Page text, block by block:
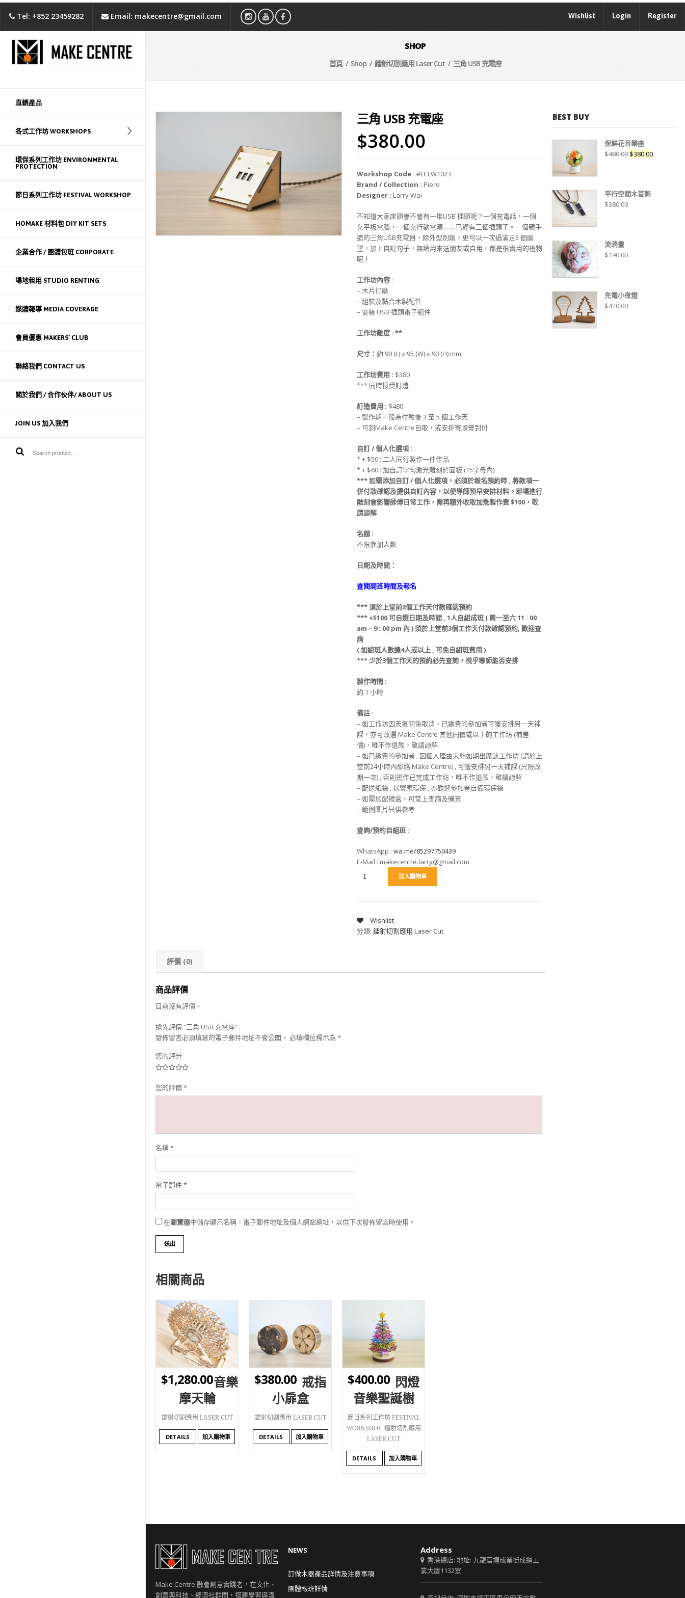
Tel: +852 23459282 Email: makecentre@gmail.com Wishlist Login Register
直銷產品
各式工作坊 WORKSHOPS
環保系列工作坊 ENVIRONMENTAL
PROTECTION
節日系列工作坊 FESTIVAL WORKSHOP
HOMAKE 材料包 DIY KIT SETS
企業合作 / 團體包班 CORPORATE
場地租用 STUDIO RENTING
媒體報導 MEDIA COVERAGE
會員優惠 MAKERS’ CLUB
聯絡我們 CONTACT US
關於我們 / 合作伙伴/ ABOUT US
JOIN US 加入我們
SHOP
首頁/ Shop/ 鐳射切割應用 Laser Cut/ 三角 USB 充電座
三角 USB 充電座
$380.00
Workshop Code : #LCLW1023
Brand / Collection : Piero
Designer : Larry Wai
不知道大家床頭會不會有一堆USB 插頭呢 ? 一個充電話，一個
充平板電腦，一個充行動電源…… 已經有三個插頭了。一個親手
造的三角USB充電器，除外型別緻，更可以一次過滿足3 個願
望，加上自訂句子，無論用來送朋友或自用，都是很實用的禮物
呢！
工作坊內容 :
– 木片打磨
– 組裝及黏合木製配件
– 安裝 USB 插頭電子組件
工作坊難度 : **
尺寸： 約 90 (L) x 95 (W) x 90 (H) mm
工作坊費用 : $380
*** 同時接受訂造
訂造費用 : $480
– 製作期一般為付款後 3 至 5 個工作天
– 可到Make Centre自取，或安排寄順豐到付
自訂 / 個人化選項 :
* + $50 : 二人同行製作一件作品
* + $60 : 加自訂字句激光雕刻於面板 (15字母內)
***如需添加自訂 / 個人化選項，必須於報名預約時, 將款項一
併付款確認及提供自訂內容， 以便導師預早安排材料。 即場進行
雕刻會影響師傅日常工作， 需再額外收取加急製作費$100，敬
請諒解
名額 :
不限參加人數
日期及時間：
查閱開班時間及報名
***須於上堂前3個工作天付款確認預約
*** +$100可自選日期及時間 , 1人自組成班 ( 周一至六 11 : 00
am – 9 : 00 pm 內 )須於上堂前3個工作天付款確認預約, 歡迎查
詢
(如組班人數達4人或以上 , 可免自組班費用 )
*** 少於3個工作天的預約必先查詢，視乎導師能否安排
製作時間 :
約 1 小時
備註 :
– 如工作坊因天氣關係取消，已繳費的參加者可獲安排另一天補
課，亦可改選 Make Centre 其他同價或以上的工作坊 (補差
價)，唯不作退款，敬請諒解
– 如已繳費的參加者 , 因個人理由未能如期出席該工作坊 (請於上
堂前24小時內聯絡 Make Centre) , 可獲安排另一天補課 (只限改
期一次) , 否則視作已完成工作坊，唯不作退款，敬請諒解
– 配送紙袋 , 以響應環保 , 亦歡迎參加者自備環保袋
– 如需加配禮盒，可堂上查詢及購買
– 範例圖片只供參考
查詢/預約自組班:
WhatsApp : wa.me/85297750439
E-Mail : makecentre.larry@gmail.com
加入購物車
Wishlist
分類: 鐳射切割應用 Laser Cut
評價 (0)
商品評價
目前沒有評價。
搶先評價 “三角 USB 充電座”
發佈留言必須填寫的電子郵件地址不會公開。 必填欄位標示為 *
您的評分
您的評價*
名稱*
電子郵件*
在瀏覽器中儲存顯示名稱、電子郵件地址及個人網站網址，以供下次發佈留言時使用。
相關商品
WISHLIST
$1,280.00音樂
摩天輪
鐳射切割應用 LASER CUT
DETAILS 加入購物車
$380.00 戒指
小扉盒
鐳射切割應用 LASER CUT
DETAILS 加入購物車
WISHLIST
$400.00 閃燈
音樂聖誕樹
節日系列工作坊 FESTIVAL
WORKSHOP, 鐳射切割應用
LASER CUT
DETAILS 加入購物車
BEST BUY
保鮮花音樂座
$480.00 $380.00
平行空間木首飾
$380.00
流淌畫
$190.00
充電小夜燈
$420.00
Make Centre 融會創意實踐者，在文化、
創意與科技、經濟社群間，搭建學習與溝
NEWS
訂做木器產品詳情及注意事項
團體報班詳情
Address
香港總店: 地址: 九龍官塘成業街成運工
業大廈1132室